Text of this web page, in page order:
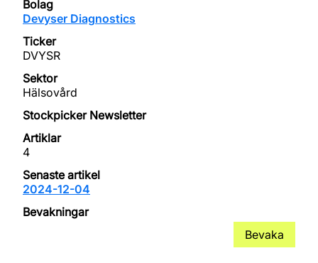
Devyser Diagnostics
DVYSR
Hälsovård
4
2024-12-04
Bevaka